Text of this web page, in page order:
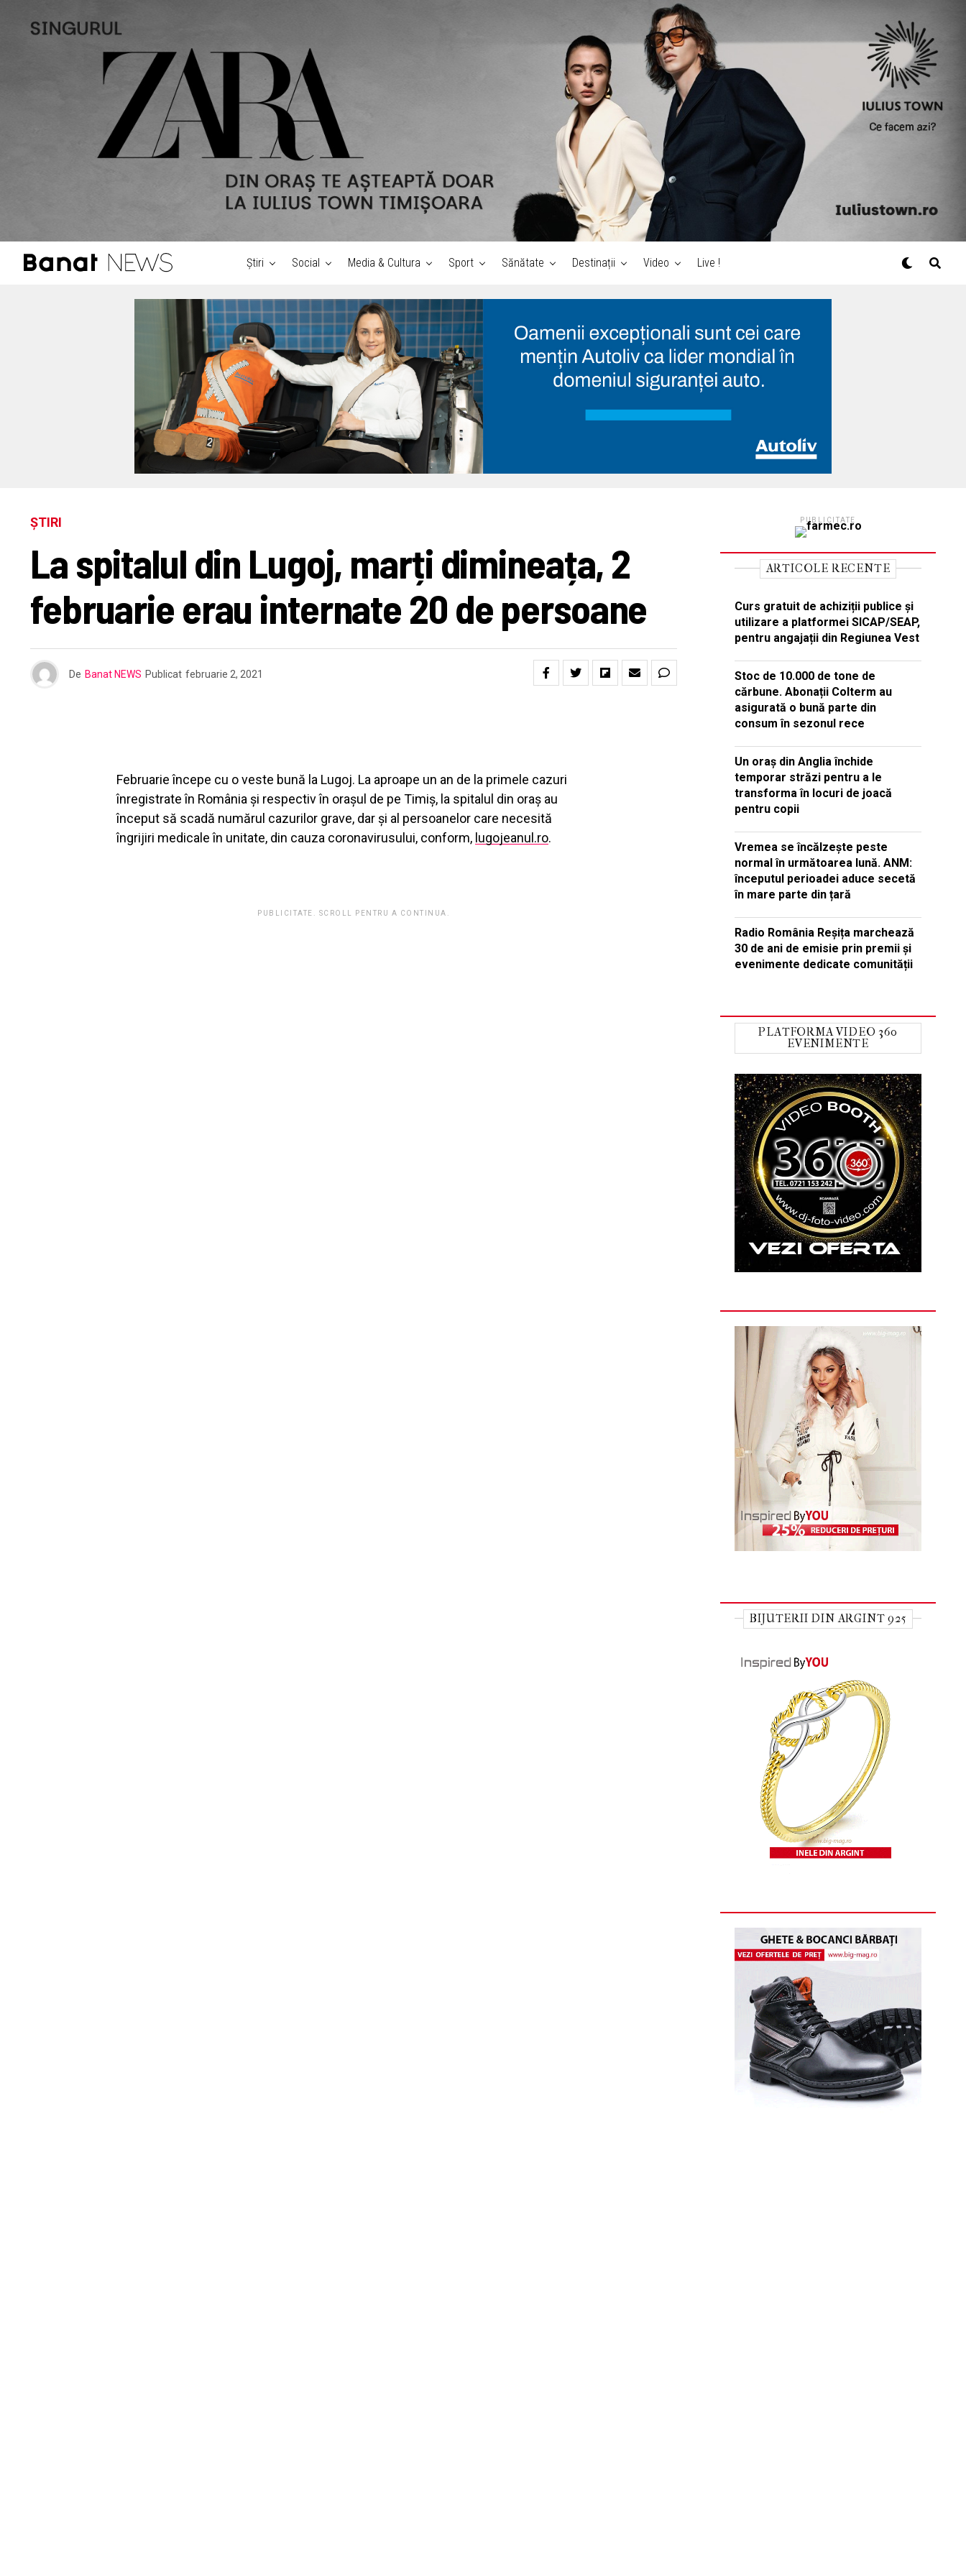
Știri Social Media & Cultura Sport Sănătate Destinații Video Live !
ȘTIRI
La spitalul din Lugoj, marți dimineața, 2
februarie erau internate 20 de persoane
De Banat NEWS Publicat februarie 2, 2021
Februarie începe cu o veste bună la Lugoj. La aproape un an de la primele cazuri
înregistrate în România și respectiv în orașul de pe Timiș, la spitalul din oraș au
început să scadă numărul cazurilor grave, dar și al persoanelor care necesită
îngrijiri medicale în unitate, din cauza coronavirusului, conform, lugojeanul.ro.
PUBLICITATE. SCROLL PENTRU A CONTINUA.
PUBLICITATE
ARTICOLE RECENTE
Curs gratuit de achiziții publice și
utilizare a platformei SICAP/SEAP,
pentru angajații din Regiunea Vest
Stoc de 10.000 de tone de
cărbune. Abonații Colterm au
asigurată o bună parte din
consum în sezonul rece
Un oraș din Anglia închide
temporar străzi pentru a le
transforma în locuri de joacă
pentru copii
Vremea se încălzește peste
normal în următoarea lună. ANM:
începutul perioadei aduce secetă
în mare parte din țară
Radio România Reșița marchează
30 de ani de emisie prin premii și
evenimente dedicate comunității
PLATFORMA VIDEO 360
EVENIMENTE
BIJUTERII DIN ARGINT 925